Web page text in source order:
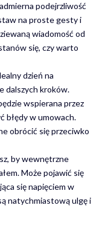
podejrzliwość
na proste gesty i
wiadomość od
się, czy warto
dzień na
dalszych kroków.
wspierana przez
błędy w umowach.
obrócić się przeciwko
by wewnętrzne
Może pojawić się
się napięciem w
natychmiastową ulgę i